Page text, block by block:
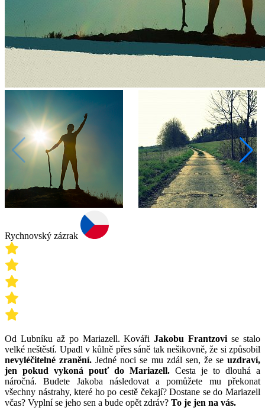
Rychnovský zázrak
Od Lubníku až po Mariazell. KovářiJakobu Frantzovise stalo
velké neštěstí. Upadl v kůlně přes sáně tak nešikovně, že si způsobil
nevyléčitelné zranění. Jedné noci se mu zdál sen, že seuzdraví,
jen pokud vykoná pouť do Mariazell. Cesta je to dlouhá a
náročná. Budete Jakoba následovat a pomůžete mu překonat
všechny nástrahy, které ho po cestě čekají? Dostane se do Mariazell
včas? Vyplní se jeho sen a bude opět zdráv? To je jen na vás.